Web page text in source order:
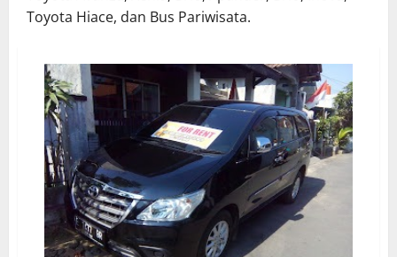
Toyota Hiace, dan Bus Pariwisata.